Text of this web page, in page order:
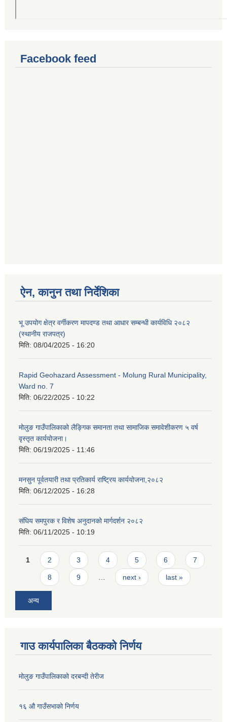
Facebook feed
ऐन, कानुन तथा निर्देशिका
भू उपयोग क्षेत्र वर्गीकरण मापदण्ड तथा आधार सम्बन्धी कार्यविधि २०८२
(स्थानीय राजपत्र)
मिति: 08/04/2025 - 16:20
Rapid Geohazard Assessment - Molung Rural Municipality,
Ward no. 7
मिति: 06/22/2025 - 10:22
मोलुङ गाउँपालिकाको लैङ्गिक समानता तथा सामाजिक समावेशीकरण ५ वर्ष
वृस्तृत कार्ययोजना।
मिति: 06/19/2025 - 11:46
मनसुन पूर्वतयारी तथा प्रतिकार्य राष्ट्रिय कार्ययोजना,२०८२
मिति: 06/12/2025 - 16:28
संघिय समपुरक र विशेष अनुदानको मार्गदर्शन २०८२
मिति: 06/11/2025 - 10:19
Pages
1 2 3 4 5 6 7
8 9 next › last »
अन्य
गाउ कार्यपालिका बैठकको निर्णय
मोलुङ गाउँपालिकाको दरबन्दी तेरीज
१६ औ गाउँसभाको निर्णय